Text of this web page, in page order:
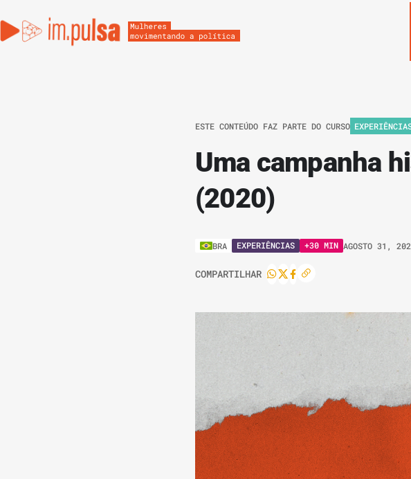
ESTE CONTEÚDO FAZ PARTE DO CURSO
Uma campanha
(2020)
BRA EXPERIÊNCIAS +30 MIN AGOSTO 31,
COMPARTILHAR